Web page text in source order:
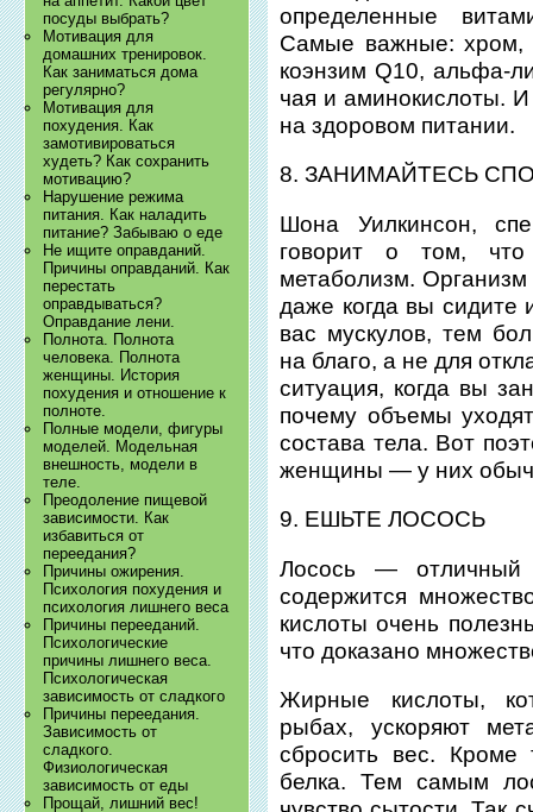
посуды выбрать?
Мотивация для
домашних тренировок.
Как заниматься дома
регулярно?
Мотивация для
похудения. Как
замотивироваться
худеть? Как сохранить
мотивацию?
Нарушение режима
питания. Как наладить
питание? Забываю о еде
Не ищите оправданий.
Причины оправданий. Как
перестать
оправдываться?
Оправдание лени.
Полнота. Полнота
человека. Полнота
женщины. История
похудения и отношение к
полноте.
Полные модели, фигуры
моделей. Модельная
внешность, модели в
теле.
Преодоление пищевой
зависимости. Как
избавиться от
переедания?
Причины ожирения.
Психология похудения и
психология лишнего веса
Причины перееданий.
Психологические
причины лишнего веса.
Психологическая
зависимость от сладкого
Причины переедания.
Зависимость от
сладкого.
Физиологическая
зависимость от еды
Прощай, лишний вес!
определенные
Самые важные: хром,
коэнзим Q10, альфа-
чая и аминокислоты.
на здоровом питании.
8. ЗАНИМАЙТЕСЬ
Шона Уилкинсон,
говорит о том, что
метаболизм. Организм
даже когда вы сидите
вас мускулов, тем
на благо, а не для
ситуация, когда вы
почему объемы
состава тела. Вот
женщины — у них
9. ЕШЬТЕ ЛОСОСЬ
Лосось —
содержится
кислоты очень
что доказано
Жирные кислоты,
рыбах, ускоряют
сбросить вес.
белка. Тем самым